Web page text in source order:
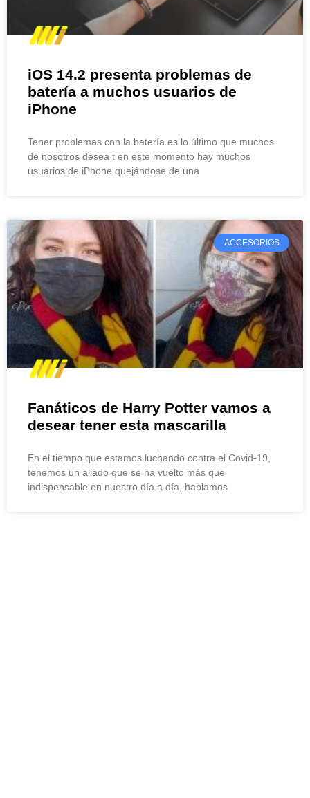
iOS 14.2 presenta problemas de
batería a muchos usuarios de
iPhone
Tener problemas con la batería es lo último que muchos
de nosotros desea t en este momento hay muchos
usuarios de iPhone quejándose de una
ACCESORIOS
Fanáticos de Harry Potter vamos a
desear tener esta mascarilla
En el tiempo que estamos luchando contra el Covid-19,
tenemos un aliado que se ha vuelto más que
indispensable en nuestro día a día, hablamos